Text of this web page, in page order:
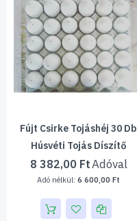
Fújt Csirke Tojáshéj 30 Db
Húsvéti Tojás Díszítő
8 382,00 Ft
6 600,00 Ft